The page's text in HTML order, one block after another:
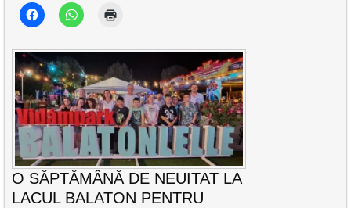
O SĂPTĂMÂNĂ DE NEUITAT LA
LACUL BALATON PENTRU